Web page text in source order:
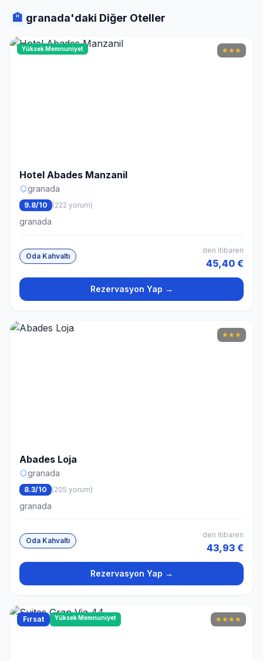
🏨 granada'daki Diğer Oteller
Yüksek Memnuniyet ★★★
Hotel Abades Manzanil
granada
9.8/10 (222 yorum)
granada
Oda Kahvaltı
den itibaren
45,40 €
Rezervasyon Yap →
★★★
Abades Loja
granada
8.3/10 (205 yorum)
granada
Oda Kahvaltı
den itibaren
43,93 €
Rezervasyon Yap →
Fırsat Yüksek Memnuniyet ★★★★